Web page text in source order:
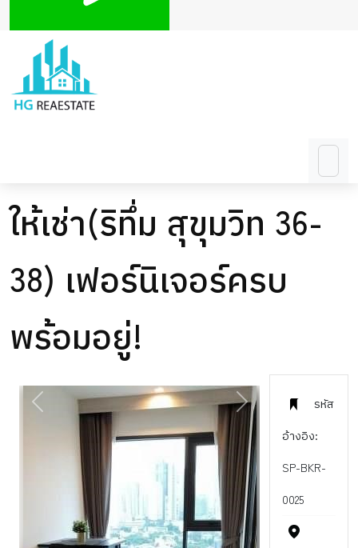
ให้เช่า(ริทึ่ม สุขุมวิท 36-
38) เฟอร์นิเจอร์ครบ
พร้อมอยู่!
รหัส
อ้างอิง:
SP-BKR-
0025
PREVIOUS NEXT